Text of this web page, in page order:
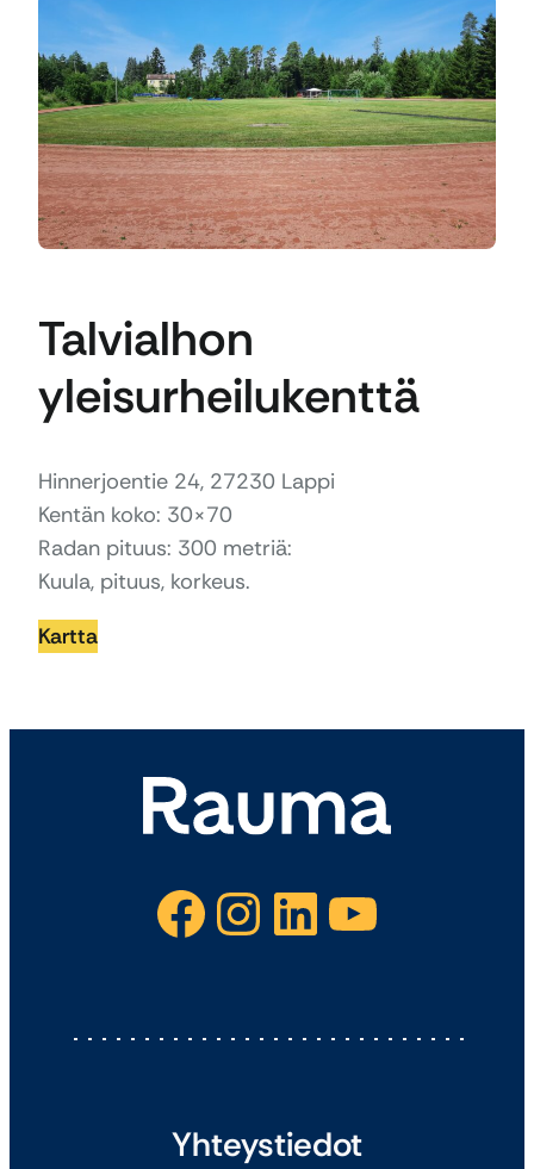
Talvialhon
yleisurheilukenttä
Hinnerjoentie 24, 27230 Lappi
Kentän koko: 30×70
Radan pituus: 300 metriä:
Kuula, pituus, korkeus.
Kartta
Facebook Instagram LinkedIn YouTube
Yhteystiedot